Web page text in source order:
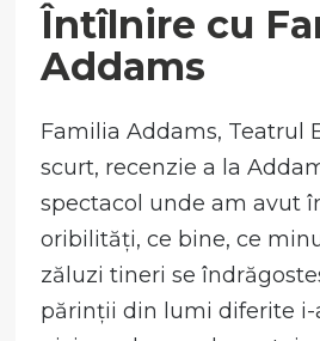
Întîlnire cu
Addams
Familia Addams, Teatrul
scurt, recenzie a la
spectacol unde am avut
oribilități, ce bine, ce
zăluzi tineri se
părinții din lumi diferite i-